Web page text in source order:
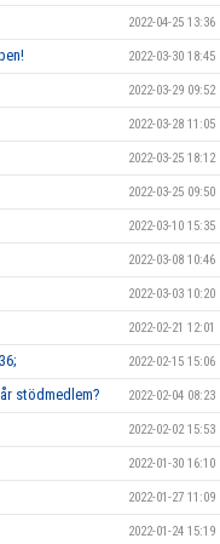
2022-04-25 13:36
2022-03-30 18:45
2022-03-29 09:52
2022-03-28 11:05
2022-03-25 18:12
2022-03-25 09:50
2022-03-10 15:35
2022-03-08 10:46
2022-03-03 10:20
2022-02-21 12:01
2022-02-15 15:06
stödmedlem? 2022-02-04 08:23
2022-02-02 15:53
2022-01-30 16:10
2022-01-27 11:09
2022-01-24 15:19